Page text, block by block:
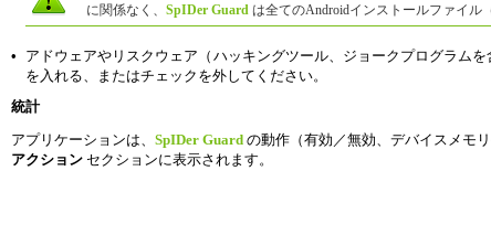
に関係なく、 SpIDer Guard は全てのAndroidインストールファイル
• アドウェアやリスクウェア（ハッキングツール、ジョークプログラム
を入れる、またはチェックを外してください。
統計
アプリケーションは、 SpIDer Guard の動作（有効／無効、デバイスメモ
アクション セクションに表示されます。